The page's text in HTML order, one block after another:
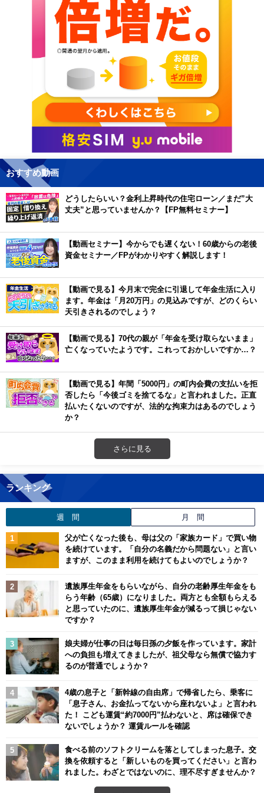
おすすめ動画
どうしたらいい？金利上昇時代の住宅ローン／まだ”大
丈夫”と思っていませんか？【FP無料セミナー】
【動画セミナー】今からでも遅くない！60歳からの老後
資金セミナー／FPがわかりやすく解説します！
【動画で見る】今月末で完全に引退して年金生活に入り
ます。年金は「月20万円」の見込みですが、どのくらい
天引きされるのでしょう？
【動画で見る】70代の親が「年金を受け取らないまま」
亡くなっていたようです。これっておかしいですか…？
【動画で見る】年間「5000円」の町内会費の支払いを拒
否したら「今後ゴミを捨てるな」と言われました。正直
払いたくないのですが、法的な拘束力はあるのでしょう
か？
さらに見る
ランキング
週 間 月 間
父が亡くなった後も、母は父の「家族カード」で買い物
を続けています。「自分の名義だから問題ない」と言い
ますが、このまま利用を続けてもよいのでしょうか？
遺族厚生年金をもらいながら、自分の老齢厚生年金をも
らう年齢（65歳）になりました。両方とも全額もらえる
と思っていたのに、遺族厚生年金が減るって損じゃない
ですか？
娘夫婦が仕事の日は毎日孫の夕飯を作っています。家計
への負担も増えてきましたが、祖父母なら無償で協力す
るのが普通でしょうか？
4歳の息子と「新幹線の自由席」で帰省したら、乗客に
「息子さん、お金払ってないから座れないよ」と言われ
た！ こども運賃“約7000円”払わないと、席は確保でき
ないでしょうか？ 運賃ルールを確認
食べる前のソフトクリームを落としてしまった息子。交
換を依頼すると「新しいものを買ってください」と言わ
れました。わざとではないのに、理不尽すぎませんか？